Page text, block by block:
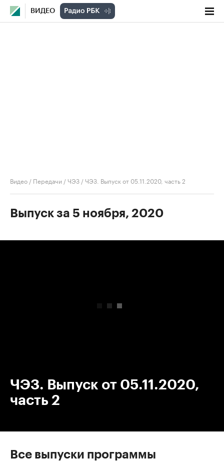
ВИДЕО
Видео / Передачи /ЧЭЗ /ЧЭЗ. Выпуск от 05.11.2020, часть 2
Выпуск за 5 ноября, 2020
ЧЭЗ. Выпуск от 05.11.2020,
часть 2
Все выпуски программы